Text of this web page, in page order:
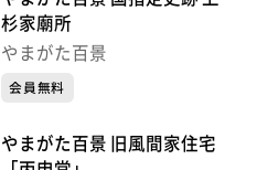
杉家廟所
やまがた百景
会員無料
やまがた百景 旧風間家住宅